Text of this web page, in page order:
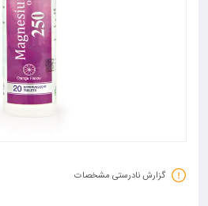
گزارش نادرستی مشخصات